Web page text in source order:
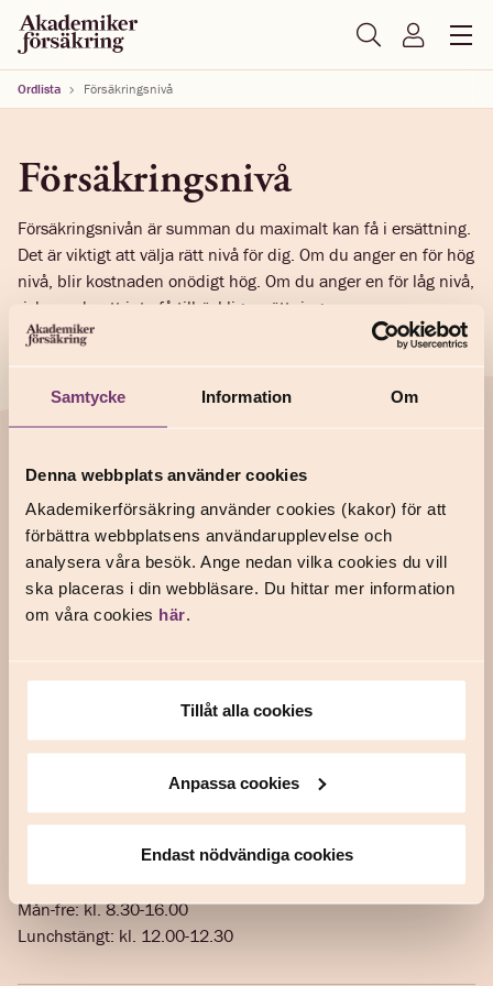
Samtycke Information Om
Denna webbplats använder cookies
Akademikerförsäkring använder cookies (kakor) för att
förbättra webbplatsens användarupplevelse och
analysera våra besök. Ange nedan vilka cookies du vill
ska placeras i din webbläsare. Du hittar mer information
om våra cookies här.
Tillåt alla cookies
Anpassa cookies
Endast nödvändiga cookies
Ordlista Försäkringsnivå
Försäkringsnivå
Försäkringsnivån är summan du maximalt kan få i ersättning.
Det är viktigt att välja rätt nivå för dig. Om du anger en för hög
nivå, blir kostnaden onödigt hög. Om du anger en för låg nivå,
riskerar du att inte få tillräcklig ersättning.
Anmäl en skada
Kontakta oss
Våra försäkringar
In English
Öppettider
Mån-fre: kl. 8.30-16.00
Lunchstängt: kl. 12.00-12.30